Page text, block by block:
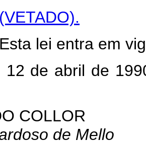
(VETADO).
lei entra em
12 de abril de
COLLOR
de Mello